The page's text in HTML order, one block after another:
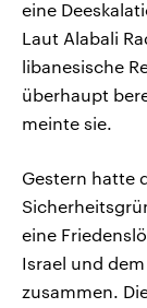
eine
Laut Alabali
libanesische
überhaupt
meinte sie.
Gestern hatte
eine
Israel und
zusammen.